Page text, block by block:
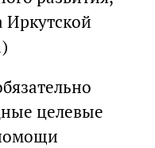
Иркутской
целевые